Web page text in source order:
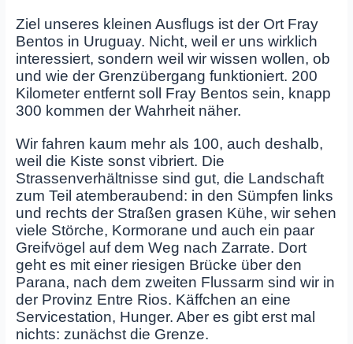
Ziel unseres kleinen Ausflugs ist der Ort Fray
Bentos in Uruguay. Nicht, weil er uns wirklich
interessiert, sondern weil wir wissen wollen, ob
und wie der Grenzübergang funktioniert. 200
Kilometer entfernt soll Fray Bentos sein, knapp
300 kommen der Wahrheit näher.
Wir fahren kaum mehr als 100, auch deshalb,
weil die Kiste sonst vibriert. Die
Strassenverhältnisse sind gut, die Landschaft
zum Teil atemberaubend: in den Sümpfen links
und rechts der Straßen grasen Kühe, wir sehen
viele Störche, Kormorane und auch ein paar
Greifvögel auf dem Weg nach Zarrate. Dort
geht es mit einer riesigen Brücke über den
Parana, nach dem zweiten Flussarm sind wir in
der Provinz Entre Rios. Käffchen an eine
Servicestation, Hunger. Aber es gibt erst mal
nichts: zunächst die Grenze.